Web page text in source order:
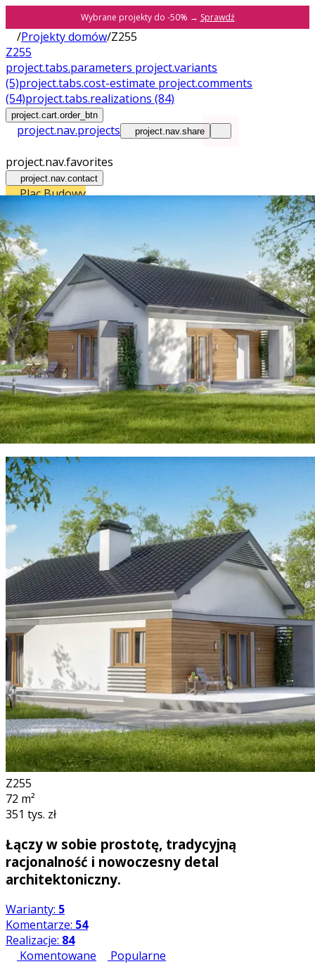
Wybrane projekty do -50% → Sprawdź
/Projekty domów/Z255
Z255
project.tabs.parameters project.variants
(5)project.tabs.cost-estimate project.comments
(54)project.tabs.realizations (84)
project.cart.order_btn
project.nav.projects project.nav.share
project.nav.favorites
project.nav.contact
Plac Budowy
Z255
72 m²
351 tys. zł
Łączy w sobie prostotę, tradycyjną
racjonalność i nowoczesny detal
architektoniczny.
Warianty: 5
Komentarze: 54
Realizacje: 84
Komentowane
Popularne